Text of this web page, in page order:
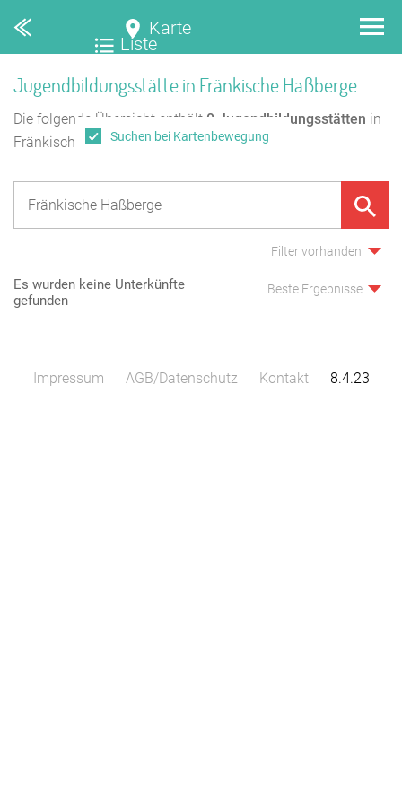
Karte
Liste
Jugendbildungsstätte in Fränkische Haßberge
Die folgende Übersicht enthält 0 Jugendbildungsstätten in
Fränkische Haßberge.
Filter vorhanden
Es wurden keine Unterkünfte
gefunden
Beste Ergebnisse
Suchen bei Kartenbewegung
Impressum AGB/Datenschutz Kontakt 8.4.23